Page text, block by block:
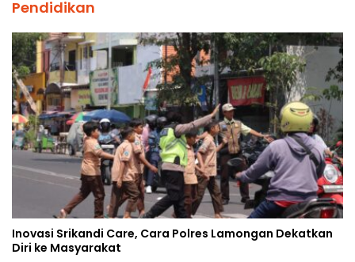
Pendidikan
Inovasi Srikandi Care, Cara Polres Lamongan Dekatkan
Diri ke Masyarakat